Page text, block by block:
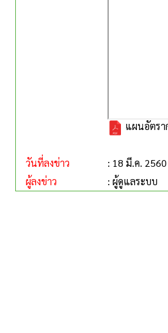
แผนอัตรา
วันที่ลงข่าว
: 18 มี.ค. 2560
ผู้ลงข่าว
: ผู้ดูแลระบบ